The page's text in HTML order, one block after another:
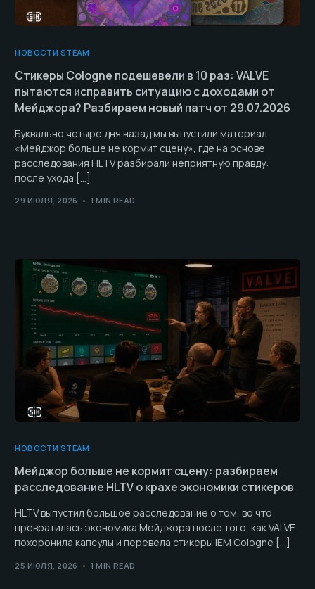
НОВОСТИ STEAM
Стикеры Cologne подешевели в 10 раз: VALVE
пытаются исправить ситуацию с доходами от
Мейджора? Разбираем новый патч от 29.07.2026
Буквально четыре дня назад мы выпустили материал
«Мейджор больше не кормит сцену», где на основе
расследования HLTV разбирали неприятную правду:
после ухода […]
29 ИЮЛЯ, 2026 1 MIN READ
НОВОСТИ STEAM
Мейджор больше не кормит сцену: разбираем
расследование HLTV о крахе экономики стикеров
HLTV выпустил большое расследование о том, во что
превратилась экономика Мейджора после того, как VALVE
похоронила капсулы и перевела стикеры IEM Cologne […]
25 ИЮЛЯ, 2026 1 MIN READ